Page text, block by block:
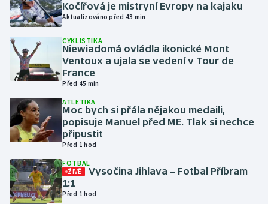
Jezdectví
Judo
Krasobruslení
Lezení
Lyže a snowboard
Motorsport
Kočířová je mistryní Evropy na kajaku
Aktualizováno před 43 min
CYKLISTIKA
Niewiadomá ovládla ikonické Mont
Ventoux a ujala se vedení v Tour de
France
Před 45 min
ATLETIKA
Moc bych si přála nějakou medaili,
popisuje Manuel před ME. Tlak si nechce
připustit
Před 1 hod
FOTBAL
ŽIVĚ
Vysočina Jihlava – Fotbal Příbram
1:1
Před 1 hod